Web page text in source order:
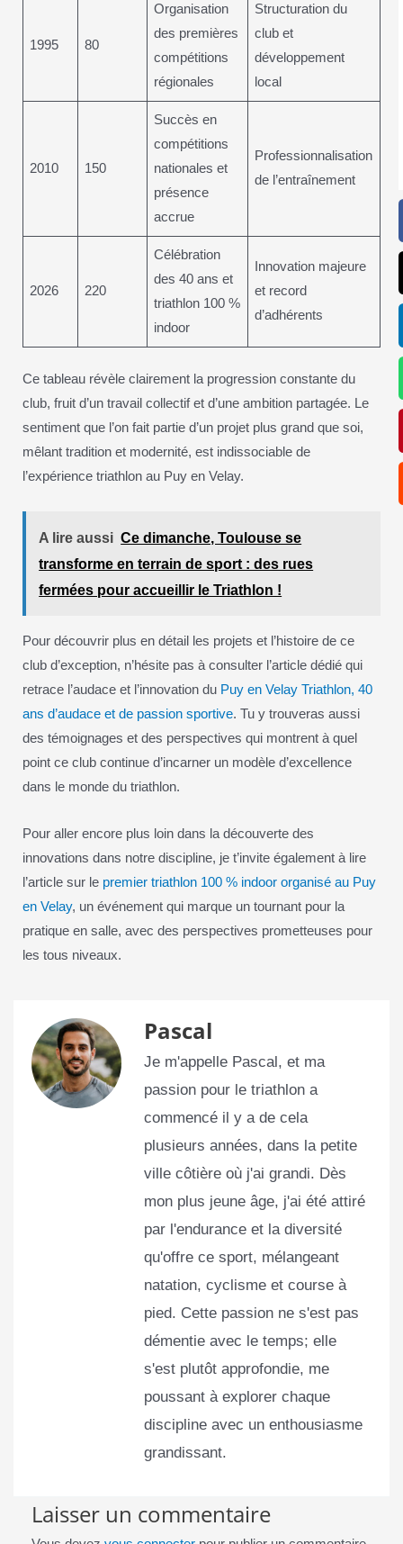
1995 80
Organisation
des premières
compétitions
régionales
Structuration du
club et
développement
local
2010 150
Succès en
compétitions
nationales et
présence
accrue
Professionnalisation
de l’entraînement
2026 220
Célébration
des 40 ans et
triathlon 100 %
indoor
Innovation majeure
et record
d’adhérents
Ce tableau révèle clairement la progression constante du
club, fruit d’un travail collectif et d’une ambition partagée. Le
sentiment que l’on fait partie d’un projet plus grand que soi,
mêlant tradition et modernité, est indissociable de
l’expérience triathlon au Puy en Velay.
A lire aussi Ce dimanche, Toulouse se
transforme en terrain de sport : des rues
fermées pour accueillir le Triathlon !
Pour découvrir plus en détail les projets et l’histoire de ce
club d’exception, n’hésite pas à consulter l’article dédié qui
retrace l’audace et l’innovation du Puy en Velay Triathlon, 40
ans d’audace et de passion sportive. Tu y trouveras aussi
des témoignages et des perspectives qui montrent à quel
point ce club continue d’incarner un modèle d’excellence
dans le monde du triathlon.
Pour aller encore plus loin dans la découverte des
innovations dans notre discipline, je t’invite également à lire
l’article sur le premier triathlon 100 % indoor organisé au Puy
en Velay, un événement qui marque un tournant pour la
pratique en salle, avec des perspectives prometteuses pour
les tous niveaux.
Pascal
Je m'appelle Pascal, et ma
passion pour le triathlon a
commencé il y a de cela
plusieurs années, dans la petite
ville côtière où j'ai grandi. Dès
mon plus jeune âge, j'ai été attiré
par l'endurance et la diversité
qu'offre ce sport, mélangeant
natation, cyclisme et course à
pied. Cette passion ne s'est pas
démentie avec le temps; elle
s'est plutôt approfondie, me
poussant à explorer chaque
discipline avec un enthousiasme
grandissant.
Laisser un commentaire